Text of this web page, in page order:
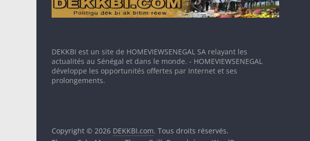
DEKKBI est un site de HOMEVIEWSENEGAL SA relayant les
actualités au Sénégal et dans le monde. - HOMEVIEWSENEGAL
développe les opportunités offertes par Internet et ses
prolongements.
Copyright © 2026 DEKKBI.com. Tous droits réservés.